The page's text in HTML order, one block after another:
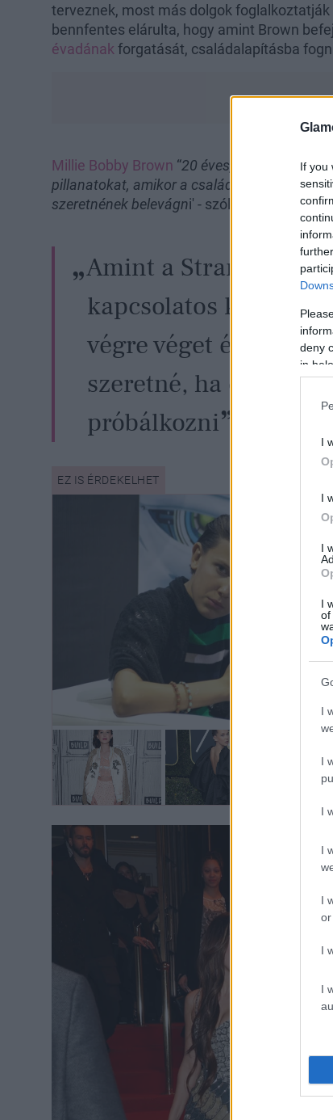
If you
deny
in
I
I
I
I
of
I
I
I
I
I
or
I
I
terveznek, most más dolgok
bennfentes elárulta, hogy amint Brown
évadának forgatását, családalapításba
Millie Bobby Brown “20 éves, és imád
pillanatokat, amikor a családalapítási
szeretnének belevágni' - szólt az exkluzív
Amint a Stranger
kapcsolatos
végre véget érnek,
szeretné, ha
próbálkozni